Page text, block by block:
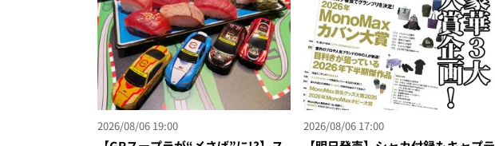
2026/08/06 19:00 2026/08/06 17:00